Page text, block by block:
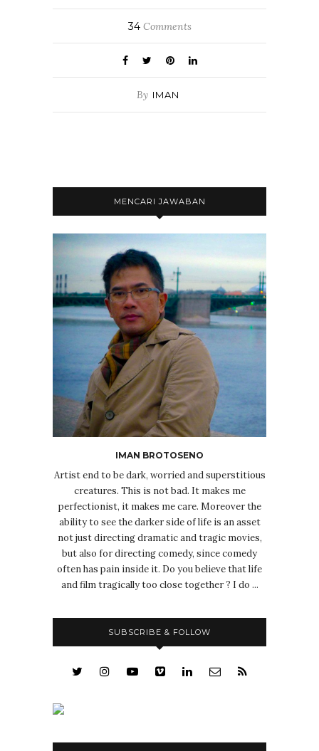
34Comments
By IMAN
MENCARI JAWABAN
IMAN BROTOSENO
Artist end to be dark, worried and superstitious
creatures. This is not bad. It makes me
perfectionist, it makes me care. Moreover the
ability to see the darker side of life is an asset
not just directing dramatic and tragic movies,
but also for directing comedy, since comedy
often has pain inside it. Do you believe that life
and film tragically too close together ? I do ...
SUBSCRIBE & FOLLOW